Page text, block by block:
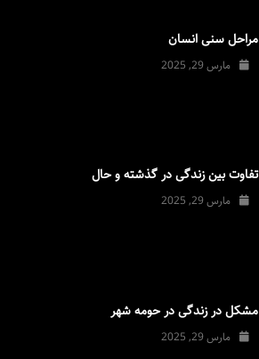
مراحل سنی انسان
مارس 29, 2025
تفاوت بین زندگی در گذشته و حال
مارس 29, 2025
مشکل در زندگی در حومه شهر
مارس 29, 2025